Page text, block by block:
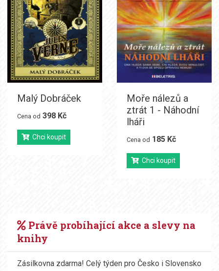
Malý Dobráček
Cena od 398 Kč
Chci koupit
Moře nálezů a
ztrát 1 - Náhodní
lháři
Cena od 185 Kč
Chci koupit
Právě probíhající akce a slevy na
knihy
Zásilkovna zdarma! Celý týden pro Česko i Slovensko